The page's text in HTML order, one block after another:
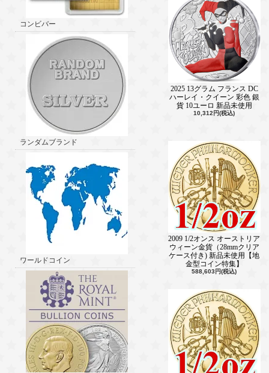
コンビバー
ランダムブランド
ワールドコイン
2025 13グラム フランス DC
ハーレイ・クイーン 彩色 銀
貨 10ユーロ 新品未使用
10,312円(税込)
2009 1/2オンス オーストリア
ウィーン金貨（28mmクリア
ケース付き) 新品未使用【地
金型コイン特集】
588,603円(税込)